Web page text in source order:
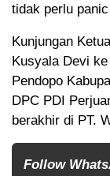
tidak perlu
Kunjungan
Kusyala Devi
Pendopo
DPC PDI
berakhir di PT.
Follow